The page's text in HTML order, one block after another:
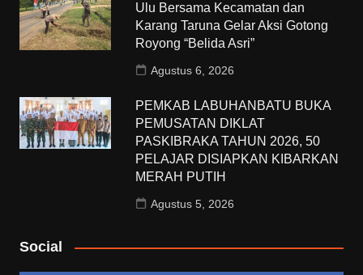
Ulu Bersama Kecamatan dan
Karang Taruna Gelar Aksi Gotong
Royong “Belida Asri”
Agustus 6, 2026
PEMKAB LABUHANBATU BUKA
PEMUSATAN DIKLAT
PASKIBRAKA TAHUN 2026, 50
PELAJAR DISIAPKAN KIBARKAN
MERAH PUTIH
Agustus 5, 2026
Social